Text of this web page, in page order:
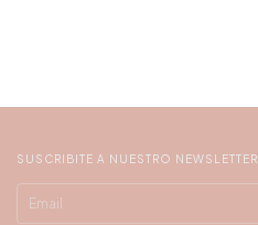
SUSCRIBITE A NUESTRO NEWSLETTER